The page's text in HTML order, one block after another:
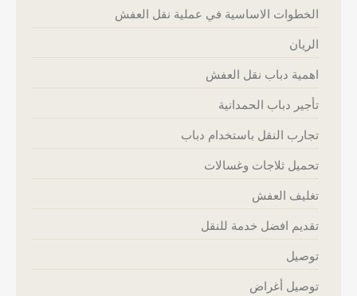
الخطوات الاساسية في عملية نقل العفش
الريان
اهمية دباب نقل العفش
تأجير دباب الحمدانية
تجارب النقل باستخدام دباب
تحميل ثلاجات وغسالات
تغليف العفش
تقديم افضل خدمة للنقل
توصيل
توصيل أغراض